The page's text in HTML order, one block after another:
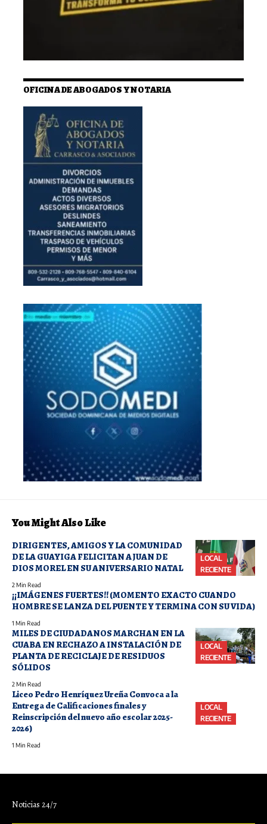
OFICINA DE ABOGADOS Y NOTARIA
You Might Also Like
LOCAL
RECIENTE
DIRIGENTES, AMIGOS Y LA COMUNIDAD
DE LA GUAYIGA FELICITAN A JUAN DE
DIOS MOREL EN SU ANIVERSARIO NATAL
2 Min Read
¡¡IMÁGENES FUERTES!! (MOMENTO EXACTO CUANDO
HOMBRE SE LANZA DEL PUENTE Y TERMINA CON SU VIDA)
1 Min Read
LOCAL
RECIENTE
MILES DE CIUDADANOS MARCHAN EN LA
CUABA EN RECHAZO A INSTALACIÓN DE
PLANTA DE RECICLAJE DE RESIDUOS
SÓLIDOS
2 Min Read
LOCAL
RECIENTE
Liceo Pedro Henríquez Ureña Convoca a la
Entrega de Calificaciones finales y
Reinscripción del nuevo año escolar 2025-
2026)
1 Min Read
Noticias 24/7